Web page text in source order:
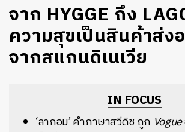
จาก HYGGE ถึง
ความสุขเป็นสินค้าส่ง
จากสแกนดิเนเวีย
IN FOCUS
‘ลากอม’ คำภาษาสวีดิช ถูก Vogue